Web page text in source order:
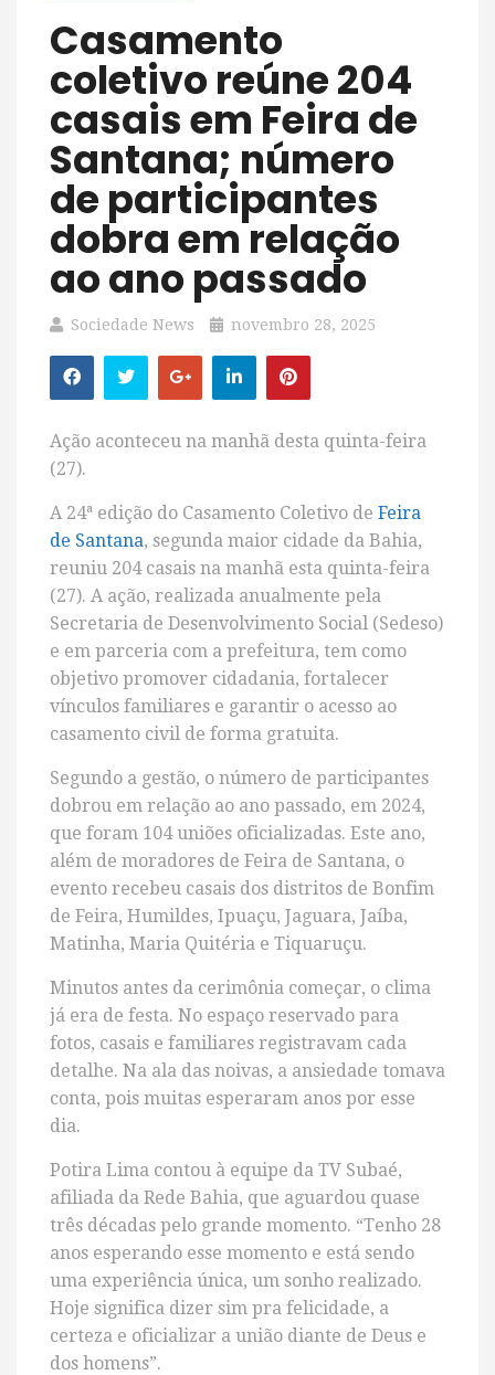
Casamento
coletivo reúne 204
casais em Feira de
Santana; número
de participantes
dobra em relação
ao ano passado
Sociedade News novembro 28, 2025
Ação aconteceu na manhã desta quinta-feira
(27).
A 24ª edição do Casamento Coletivo de Feira
de Santana, segunda maior cidade da Bahia,
reuniu 204 casais na manhã esta quinta-feira
(27). A ação, realizada anualmente pela
Secretaria de Desenvolvimento Social (Sedeso)
e em parceria com a prefeitura, tem como
objetivo promover cidadania, fortalecer
vínculos familiares e garantir o acesso ao
casamento civil de forma gratuita.
Segundo a gestão, o número de participantes
dobrou em relação ao ano passado, em 2024,
que foram 104 uniões oficializadas. Este ano,
além de moradores de Feira de Santana, o
evento recebeu casais dos distritos de Bonfim
de Feira, Humildes, Ipuaçu, Jaguara, Jaíba,
Matinha, Maria Quitéria e Tiquaruçu.
Minutos antes da cerimônia começar, o clima
já era de festa. No espaço reservado para
fotos, casais e familiares registravam cada
detalhe. Na ala das noivas, a ansiedade tomava
conta, pois muitas esperaram anos por esse
dia.
Potira Lima contou à equipe da TV Subaé,
afiliada da Rede Bahia, que aguardou quase
três décadas pelo grande momento. “Tenho 28
anos esperando esse momento e está sendo
uma experiência única, um sonho realizado.
Hoje significa dizer sim pra felicidade, a
certeza e oficializar a união diante de Deus e
dos homens”.